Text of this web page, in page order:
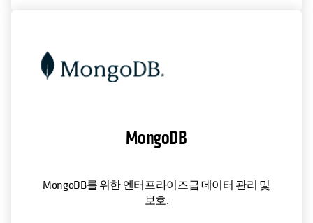
MongoDB
MongoDB를 위한 엔터프라이즈급 데이터 관리 및
보호.